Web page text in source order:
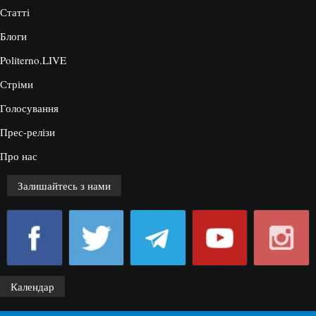
Статті
Блоги
Politerno.LIVE
Стріми
Голосування
Прес-релізи
Про нас
Залишайтесь з нами
Календар